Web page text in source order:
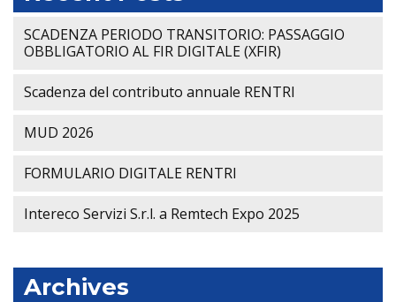
SCADENZA PERIODO TRANSITORIO: PASSAGGIO
OBBLIGATORIO AL FIR DIGITALE (XFIR)
Scadenza del contributo annuale RENTRI
MUD 2026
FORMULARIO DIGITALE RENTRI
Intereco Servizi S.r.l. a Remtech Expo 2025
Archives